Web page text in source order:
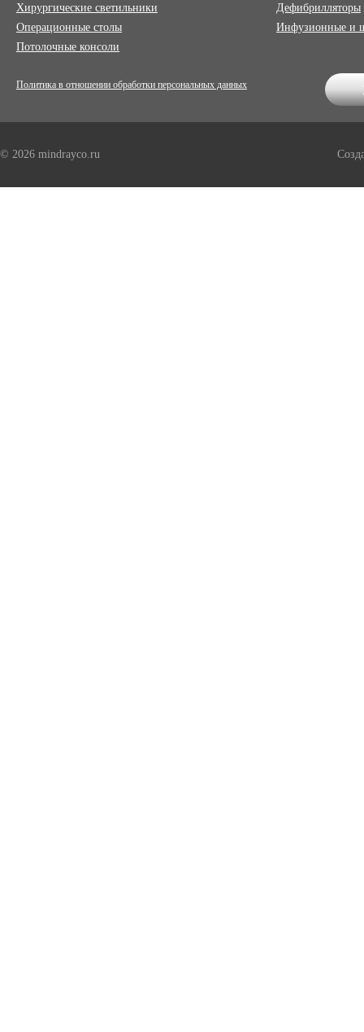
Хирургические светильники
Операционные столы
Потолочные консоли
Дефибрилляторы
Инфузионные и
Политика в отношении обработки персональных данных
© 2026 mindrayco.ru